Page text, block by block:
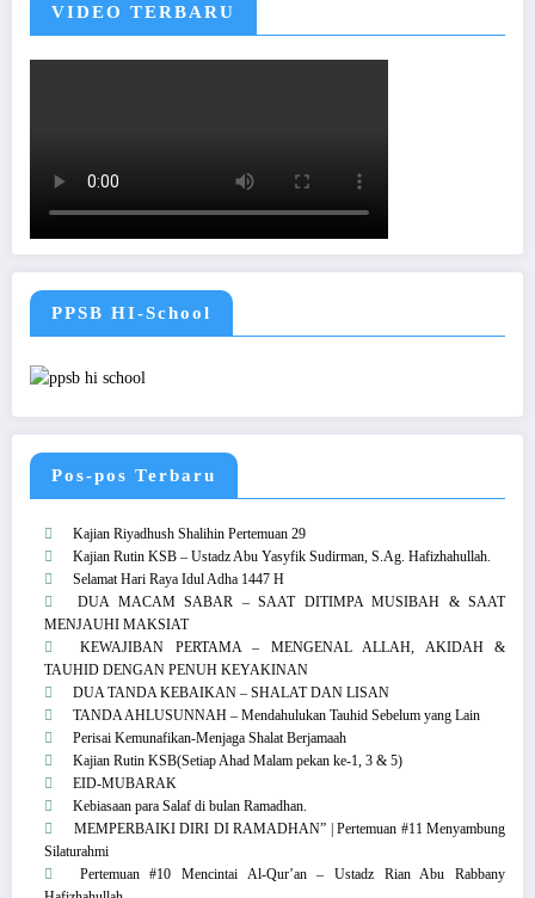
VIDEO TERBARU
PPSB HI-School
Pos-pos Terbaru
Kajian Riyadhush Shalihin Pertemuan 29
Kajian Rutin KSB – Ustadz Abu Yasyfik Sudirman, S.Ag. Hafizhahullah.
Selamat Hari Raya Idul Adha 1447 H
DUA MACAM SABAR – SAAT DITIMPA MUSIBAH & SAAT
MENJAUHI MAKSIAT
KEWAJIBAN PERTAMA – MENGENAL ALLAH, AKIDAH &
TAUHID DENGAN PENUH KEYAKINAN
DUA TANDA KEBAIKAN – SHALAT DAN LISAN
TANDA AHLUSUNNAH – Mendahulukan Tauhid Sebelum yang Lain
Perisai Kemunafikan-Menjaga Shalat Berjamaah
Kajian Rutin KSB(Setiap Ahad Malam pekan ke-1, 3 & 5)
EID-MUBARAK
Kebiasaan para Salaf di bulan Ramadhan.
MEMPERBAIKI DIRI DI RAMADHAN” | Pertemuan #11 Menyambung
Silaturahmi
Pertemuan #10 Mencintai Al-Qur’an – Ustadz Rian Abu Rabbany